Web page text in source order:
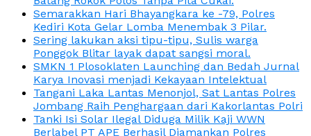
Semarakkan Hari Bhayangkara ke -79, Polres
Kediri Kota Gelar Lomba Menembak 3 Pilar.
Sering lakukan aksi tipu-tipu, Sulis warga
Ponggok Blitar layak dapat sangsi moral.
SMKN 1 Plosoklaten Launching dan Bedah Jurnal
Karya Inovasi menjadi Kekayaan Intelektual
Tangani Laka Lantas Menonjol, Sat Lantas Polres
Jombang Raih Penghargaan dari Kakorlantas Polri
Tanki Isi Solar Ilegal Diduga Milik Kaji WWN
Berlabel PT APE Berhasil Diamankan Polres